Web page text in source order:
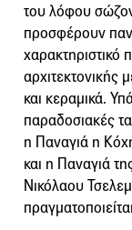
του λόφου
προσφέρουν
χαρακτηριστικό
αρχιτεκτονικής
και κεραμικά.
παραδοσιακές
η Παναγιά η
και η Παναγιά
Νικόλαου